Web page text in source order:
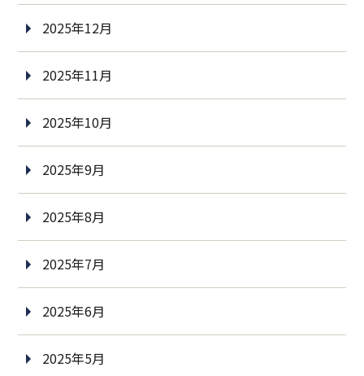
2025年12月
2025年11月
2025年10月
2025年9月
2025年8月
2025年7月
2025年6月
2025年5月